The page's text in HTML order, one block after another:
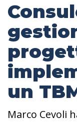
un
Marco Cevoli